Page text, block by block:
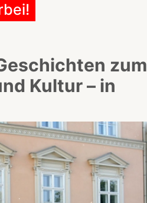
zum
Kultur – in